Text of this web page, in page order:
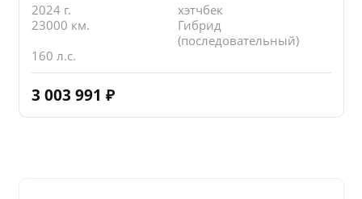
2024 г.
хэтчбек
23000 км.
Гибрид
(последовательный)
160 л.с.
3 003 991 ₽